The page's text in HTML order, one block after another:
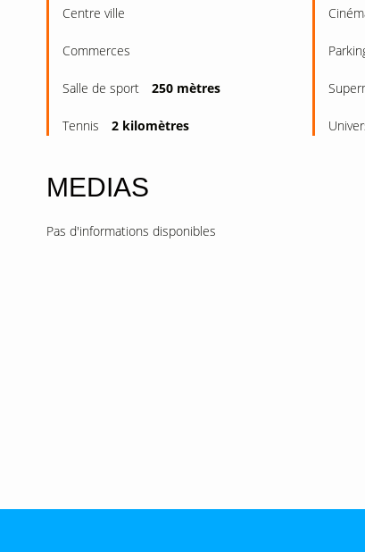
Centre ville
Commerces
Salle de sport 250 mètres
Tennis 2 kilomètres
MEDIAS
Pas d'informations disponibles